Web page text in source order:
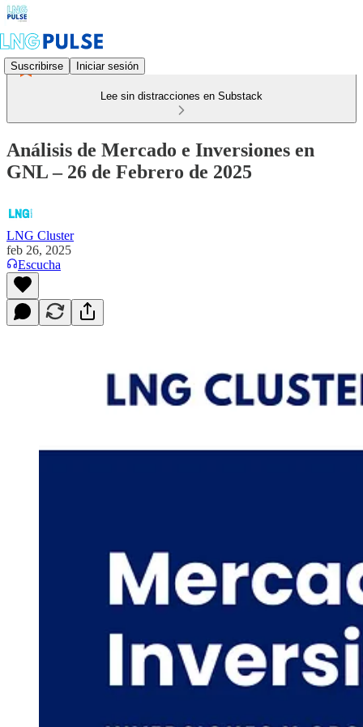
Suscribirse Iniciar sesión
Lee sin distracciones en Substack
Análisis de Mercado e Inversiones en
GNL – 26 de Febrero de 2025
LNG Cluster
feb 26, 2025
Escucha